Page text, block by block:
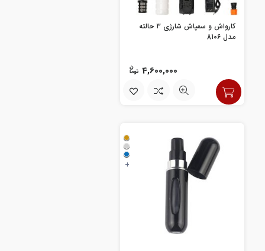
کارواش و سمپاش شارژی 3 حالته
مدل 8106
4,600,000
+